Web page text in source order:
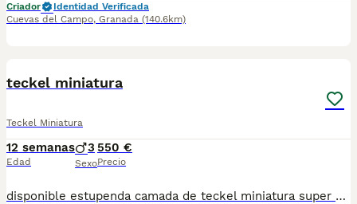
Criador
Identidad Verificada
Cuevas del Campo, Granada (140.6km)
teckel miniatura
Teckel Miniatura
12 semanas
Edad
3
Sexo
550 €
Precio
disponible estupenda camada de teckel miniatura super pequeño y super bonitos con una estructura impresionante estan vacunados desparasitado y con la cartilla del veterinario hacemos envio a toda españa con posibilidad de contrarembolso cachorros criado en ambiente familiar